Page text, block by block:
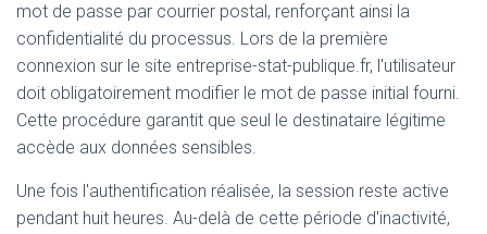
mot de passe par courrier postal, renforçant ainsi la
confidentialité du processus. Lors de la première
connexion sur le site entreprise-stat-publique.fr, l'utilisateur
doit obligatoirement modifier le mot de passe initial fourni.
Cette procédure garantit que seul le destinataire légitime
accède aux données sensibles.
Une fois l'authentification réalisée, la session reste active
pendant huit heures. Au-delà de cette période d'inactivité,